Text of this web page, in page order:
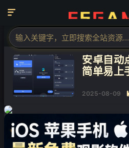

标签：点击器
安卓自动
简单易上
2025-08-09